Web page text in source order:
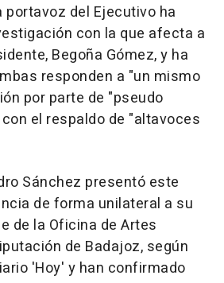
portavoz del Ejecutivo ha
con la que afecta a
Begoña Gómez, y ha
responden a "un mismo
por parte de "pseudo
el respaldo de "altavoces
Sánchez presentó este
de forma unilateral a su
de la Oficina de Artes
de Badajoz, según
'Hoy' y han confirmado